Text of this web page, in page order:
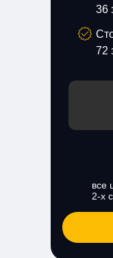
все
2-х
36
72